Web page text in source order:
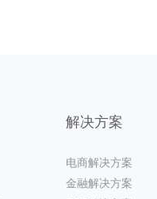
解决方案
电商解决方案
金融解决方案